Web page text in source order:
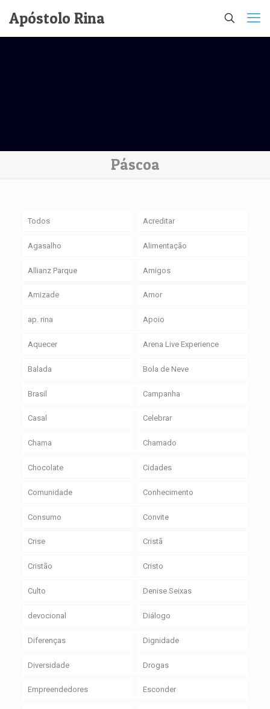
Apóstolo Rina
Páscoa
Todos Acreditar
Agasalho Alimentação
Allianz Parque Amigos
Amizade Amor
ap. rina Apoio
Aquecer Arena Live Experience
Balada Bola de Neve
Brasil Campanha
Casal Celebrar
Chama Chamado
Chocolate Cidades
Comunidade Conhecimento
Consumo Convite
Crise Cristã
Cristão Cristo
Culto Denise Seixas
devocional Diálogo
Diferenças Dignidade
Diversidade Drogas
Empreendedores Esconder